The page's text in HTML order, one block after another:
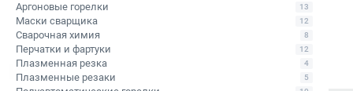
Избранное
Аргоновые горелки 13
Маски сварщика 12
Сварочная химия 8
Перчатки и фартуки 12
Плазменная резка 4
Плазменные резаки 5